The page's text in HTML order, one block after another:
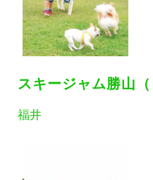
スキージャム勝山（
福井